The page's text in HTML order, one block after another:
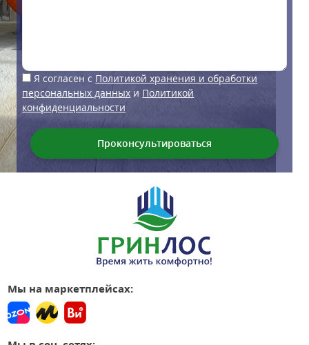
Я согласен с Политикой хранения и обработки
персональных данных и Политикой
конфиденциальности
Мы на маркетплейсах: